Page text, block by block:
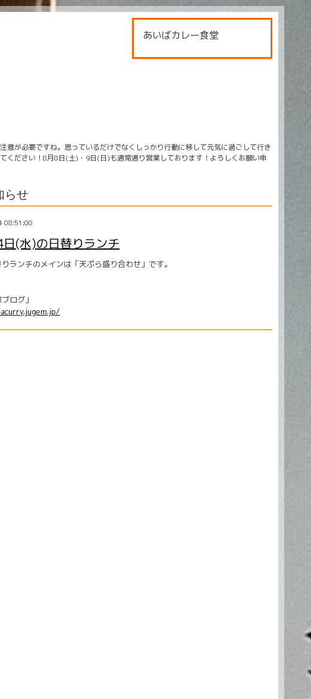
あいばカレー食堂
意が必要ですね。思っているだけでなくしっかり行動に移して元気に過ごして行き
ください！8月8日(土)・9日(日)も通常通り営業しております！よろしくお願い申
らせ
08:51:00
(水)の日替りランチ
ランチのメインは「天ぷら盛り合わせ」です。
ログ」